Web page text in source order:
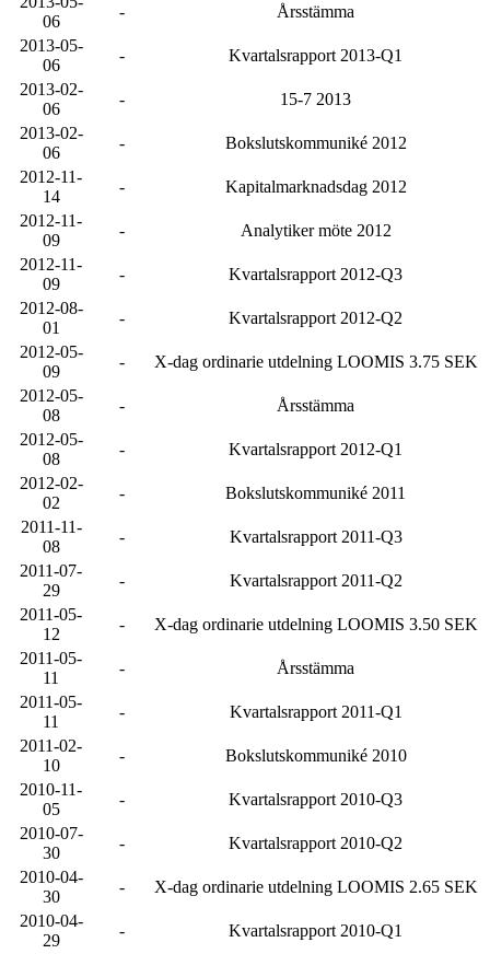
06
-
Årsstämma
2013-05-
06
-
Kvartalsrapport 2013-Q1
2013-02-
06
-
15-7 2013
2013-02-
06
-
Bokslutskommuniké 2012
2012-11-
14
-
Kapitalmarknadsdag 2012
2012-11-
09
-
Analytiker möte 2012
2012-11-
09
-
Kvartalsrapport 2012-Q3
2012-08-
01
-
Kvartalsrapport 2012-Q2
2012-05-
09
-
X-dag ordinarie utdelning LOOMIS 3.75 SEK
2012-05-
08
-
Årsstämma
2012-05-
08
-
Kvartalsrapport 2012-Q1
2012-02-
02
-
Bokslutskommuniké 2011
2011-11-
08
-
Kvartalsrapport 2011-Q3
2011-07-
29
-
Kvartalsrapport 2011-Q2
2011-05-
12
-
X-dag ordinarie utdelning LOOMIS 3.50 SEK
2011-05-
11
-
Årsstämma
2011-05-
11
-
Kvartalsrapport 2011-Q1
2011-02-
10
-
Bokslutskommuniké 2010
2010-11-
05
-
Kvartalsrapport 2010-Q3
2010-07-
30
-
Kvartalsrapport 2010-Q2
2010-04-
30
-
X-dag ordinarie utdelning LOOMIS 2.65 SEK
2010-04-
29
-
Kvartalsrapport 2010-Q1